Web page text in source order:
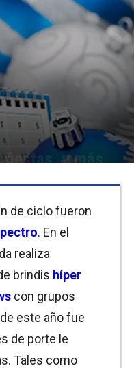
y más
de ciclo fueron
. En el
realiza
brindis híper
con grupos
este año fue
de porte le
Tales como